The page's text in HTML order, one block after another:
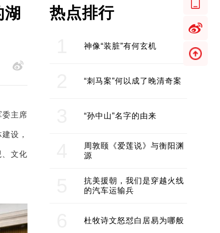
主席
设，
文化
热点排行
神像“装脏”有何玄机
“刺马案”何以成了晚清奇案
“孙中山”名字的由来
周敦颐《爱莲说》与衡阳渊
源
抗美援朝，我们是穿越火线
的汽车运输兵
杜牧诗文怒怼白居易为哪般